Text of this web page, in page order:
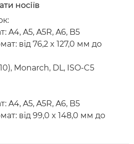
носіїв
A4, A5, A5R, A6, B5
від 76,2 x 127,0 мм до
Monarch, DL, ISO-C5
A4, A5, A5R, A6, B5
від 99,0 x 148,0 мм до